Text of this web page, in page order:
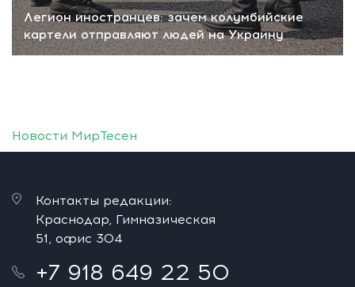
Легион иностранцев: зачем колумбийские
картели отправляют людей на Украину
Новости МирТесен
Контакты редакции:
Краснодар, Гимназическая
51, офис 304
+7 918 649 22 50